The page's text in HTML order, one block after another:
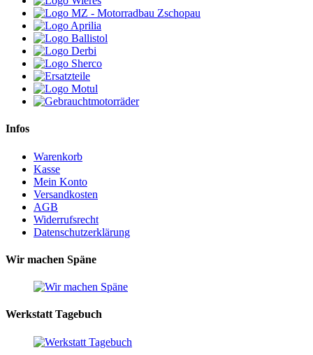
Infos
Warenkorb
Kasse
Mein Konto
Versandkosten
AGB
Widerrufsrecht
Datenschutzerklärung
Wir machen Späne
Werkstatt Tagebuch